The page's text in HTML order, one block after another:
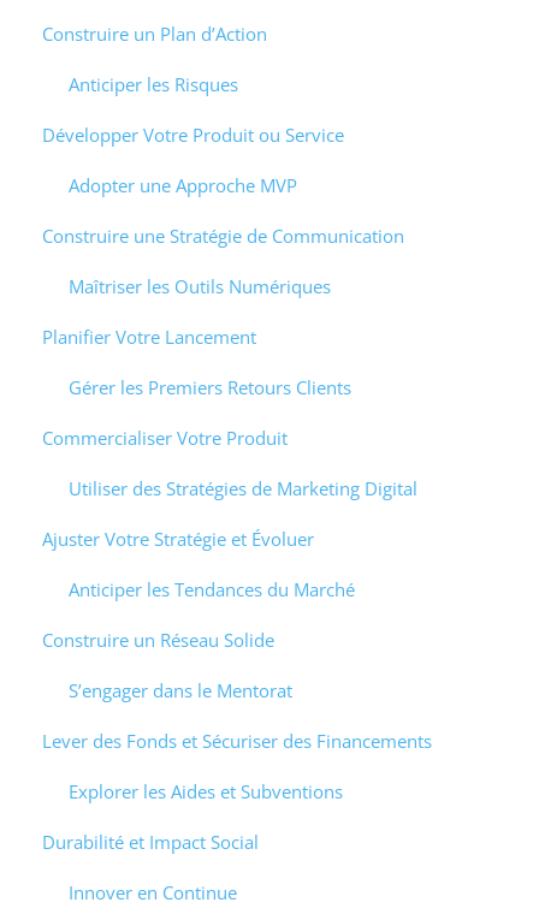
Construire un Plan d’Action
Anticiper les Risques
Développer Votre Produit ou Service
Adopter une Approche MVP
Construire une Stratégie de Communication
Maîtriser les Outils Numériques
Planifier Votre Lancement
Gérer les Premiers Retours Clients
Commercialiser Votre Produit
Utiliser des Stratégies de Marketing Digital
Ajuster Votre Stratégie et Évoluer
Anticiper les Tendances du Marché
Construire un Réseau Solide
S’engager dans le Mentorat
Lever des Fonds et Sécuriser des Financements
Explorer les Aides et Subventions
Durabilité et Impact Social
Innover en Continue